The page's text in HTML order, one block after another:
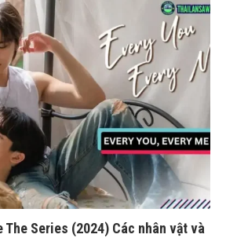
The Series (2024) Các nhân vật và